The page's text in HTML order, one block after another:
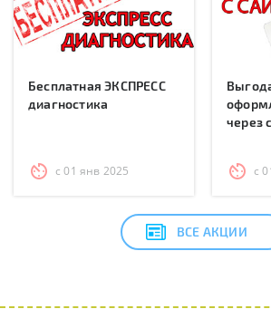
Бесплатная ЭКСПРЕСС
диагностика
с 01 янв 2025
через
с
ВСЕ АКЦИИ